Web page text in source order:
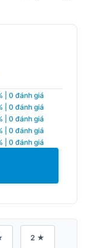
| 0 đánh giá
| 0 đánh giá
| 0 đánh giá
| 0 đánh giá
| 0 đánh giá
2 ★